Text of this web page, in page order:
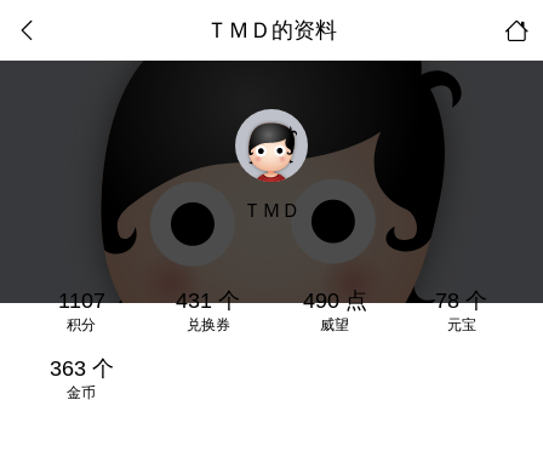
ＴＭＤ的资料
ＴＭＤ
1107
积分
431 个
兑换券
490 点
威望
78 个
元宝
363 个
金币